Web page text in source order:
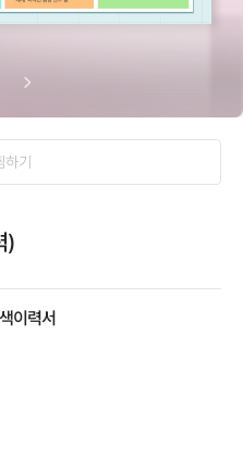
하기
)
이력서